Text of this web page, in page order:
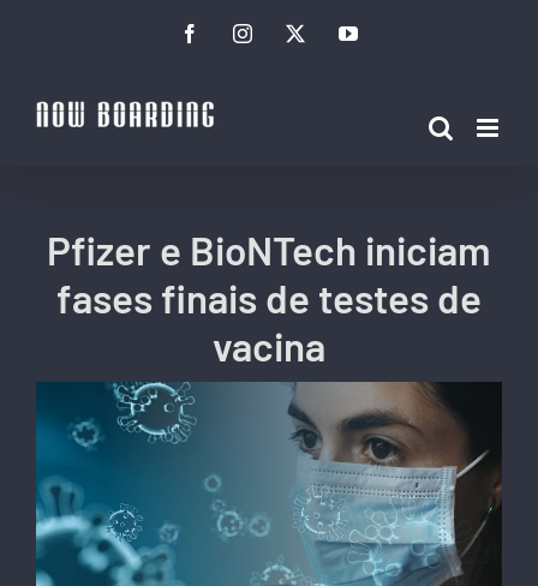
conteúdo
FacebookInstagramTwitterYouTube
Pfizer e BioNTech iniciam
fases finais de testes de
vacina